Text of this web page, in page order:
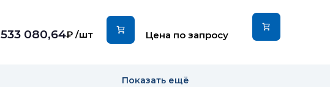
533 080,64₽ /шт Цена по запросу
Показать ещё